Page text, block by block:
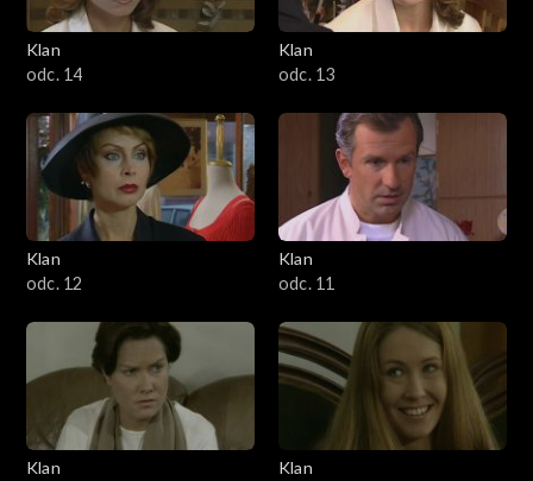
Klan
odc. 14
Klan
odc. 13
Klan
odc. 12
Klan
odc. 11
Klan
Klan